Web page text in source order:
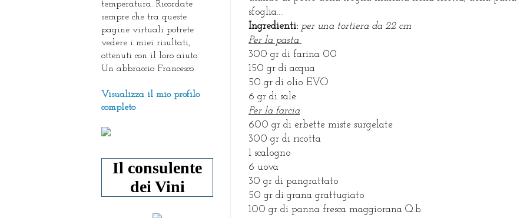
sfoglia....
Ingredienti: per una tortiera da 22 cm
Per la pasta
300 gr di farina 00
150 gr di acqua
50 gr di olio EVO
6 gr di sale
Per la farcia
600 gr di erbette miste surgelate
300 gr di ricotta
1 scalogno
6 uova
30 gr di pangrattato
50 gr di grana grattugiato
100 gr di panna fresca maggiorana Q.b.
temperatura. Ricordate
sempre che tra queste
pagine virtuali potrete
vedere i miei risultati,
ottenuti con il loro aiuto.
Un abbraccio Francesco
Visualizza il mio profilo
completo
Il consulente
dei Vini